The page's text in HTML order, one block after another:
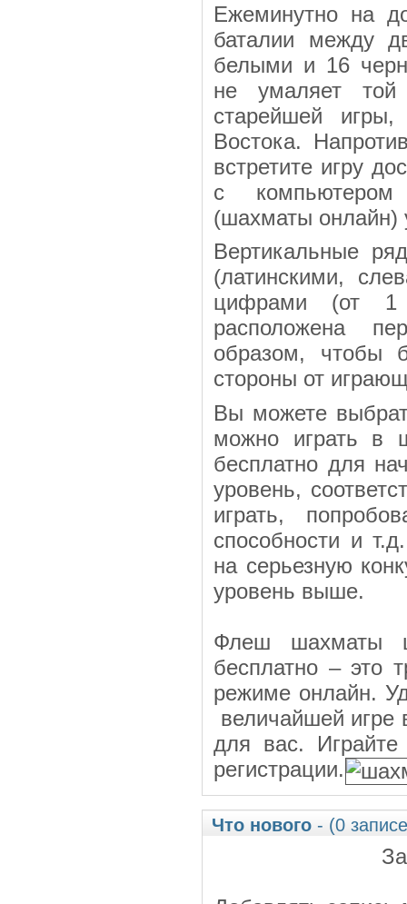
Ежеминутно на
баталии между
белыми и 16
не умаляет той
старейшей
Востока.
встретите игру
с компьютером
(шахматы онлайн)
Вертикальные
(латинскими,
цифрами (от
расположена
образом, чтобы
стороны от
Вы можете
можно играть в
бесплатно для
уровень,
играть,
способности и
на серьезную
уровень выше.
Флеш шахматы
бесплатно – это
режиме онлайн.
величайшей игре
для вас.
регистрации.
Что нового - (0